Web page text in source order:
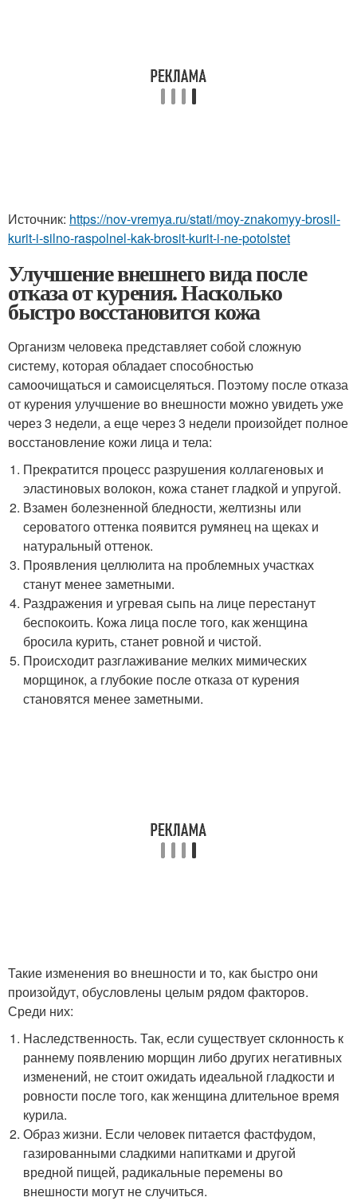
Источник: https://nov-vremya.ru/stati/moy-znakomyy-brosil-
kurit-i-silno-raspolnel-kak-brosit-kurit-i-ne-potolstet
Улучшение внешнего вида после
отказа от курения. Насколько
быстро восстановится кожа
Организм человека представляет собой сложную
систему, которая обладает способностью
самоочищаться и самоисцеляться. Поэтому после отказа
от курения улучшение во внешности можно увидеть уже
через 3 недели, а еще через 3 недели произойдет полное
восстановление кожи лица и тела:
Прекратится процесс разрушения коллагеновых и
эластиновых волокон, кожа станет гладкой и упругой.
Взамен болезненной бледности, желтизны или
сероватого оттенка появится румянец на щеках и
натуральный оттенок.
Проявления целлюлита на проблемных участках
станут менее заметными.
Раздражения и угревая сыпь на лице перестанут
беспокоить. Кожа лица после того, как женщина
бросила курить, станет ровной и чистой.
Происходит разглаживание мелких мимических
морщинок, а глубокие после отказа от курения
становятся менее заметными.
Такие изменения во внешности и то, как быстро они
произойдут, обусловлены целым рядом факторов.
Среди них:
Наследственность. Так, если существует склонность к
раннему появлению морщин либо других негативных
изменений, не стоит ожидать идеальной гладкости и
ровности после того, как женщина длительное время
курила.
Образ жизни. Если человек питается фастфудом,
газированными сладкими напитками и другой
вредной пищей, радикальные перемены во
внешности могут не случиться.